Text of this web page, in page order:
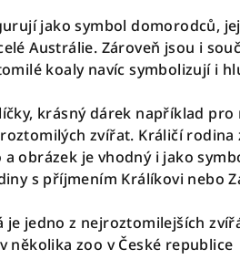
jako symbol domorodců,
Austrálie. Zároveň jsou i
koaly navíc symbolizují i
krásný dárek například
zvířat. Králičí rodina
obrázek je vhodný i jako
s příjmením Králíkovi nebo
je jedno z nejroztomilejších
několika zoo v České republice